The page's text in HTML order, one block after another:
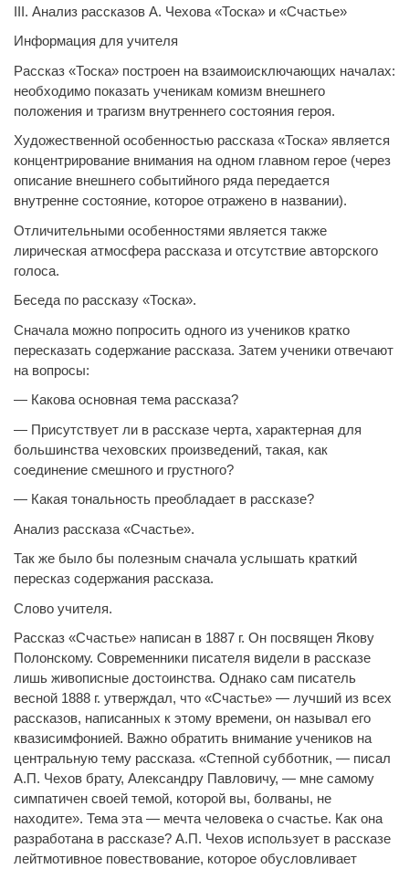
III. Анализ рассказов А. Чехова «Тоска» и «Счастье»
Информация для учителя
Рассказ «Тоска» построен на взаимоисключающих началах:
необходимо показать ученикам комизм внешнего
положения и трагизм внутреннего состояния героя.
Художественной особенностью рассказа «Тоска» является
концентрирование внимания на одном главном герое (через
описание внешнего событийного ряда передается
внутренне состояние, которое отражено в названии).
Отличительными особенностями является также
лирическая атмосфера рассказа и отсутствие авторского
голоса.
Беседа по рассказу «Тоска».
Сначала можно попросить одного из учеников кратко
пересказать содержание рассказа. Затем ученики отвечают
на вопросы:
— Какова основная тема рассказа?
— Присутствует ли в рассказе черта, характерная для
большинства чеховских произведений, такая, как
соединение смешного и грустного?
— Какая тональность преобладает в рассказе?
Анализ рассказа «Счастье».
Так же было бы полезным сначала услышать краткий
пересказ содержания рассказа.
Слово учителя.
Рассказ «Счастье» написан в 1887 г. Он посвящен Якову
Полонскому. Современники писателя видели в рассказе
лишь живописные достоинства. Однако сам писатель
весной 1888 г. утверждал, что «Счастье» — лучший из всех
рассказов, написанных к этому времени, он называл его
квазисимфонией. Важно обратить внимание учеников на
центральную тему рассказа. «Степной субботник, — писал
А.П. Чехов брату, Александру Павловичу, — мне самому
симпатичен своей темой, которой вы, болваны, не
находите». Тема эта — мечта человека о счастье. Как она
разработана в рассказе? А.П. Чехов использует в рассказе
лейтмотивное повествование, которое обусловливает